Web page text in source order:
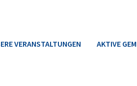
VERANSTALTUNGEN AKTIVE